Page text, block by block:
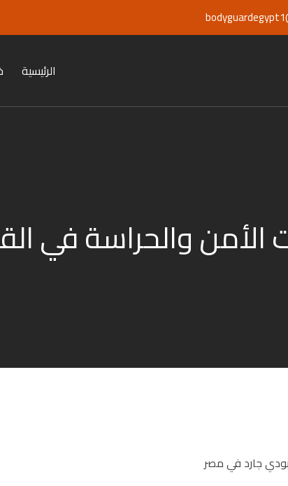
الرئيسية
والحراسة في